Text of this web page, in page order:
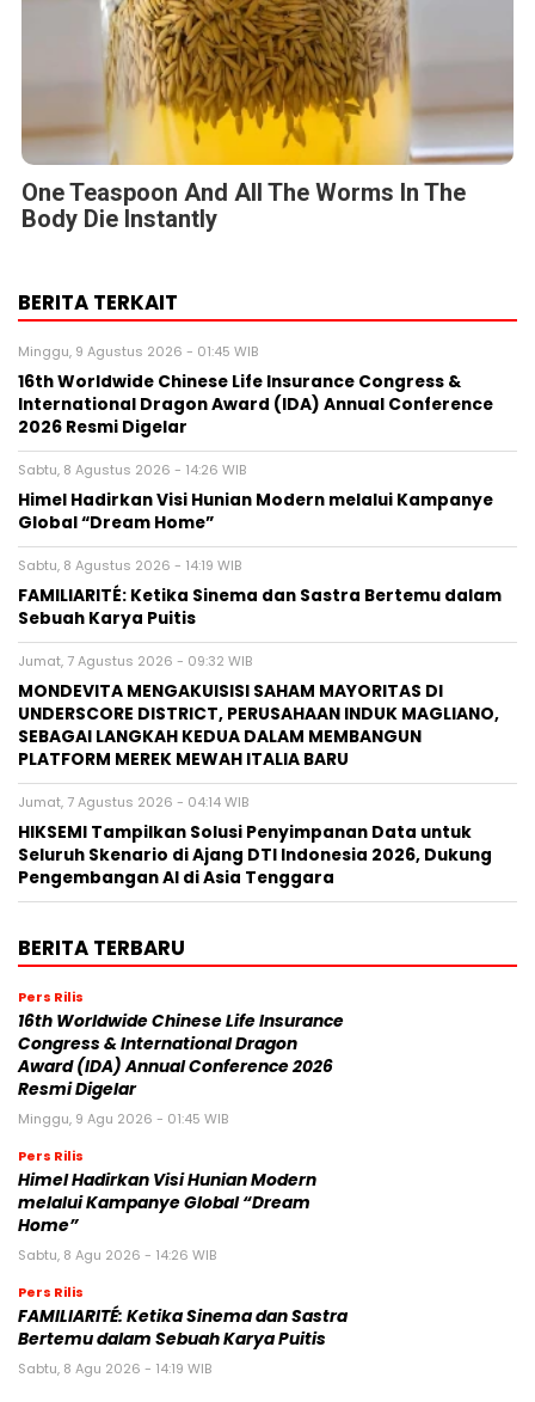
One Teaspoon And All The Worms In The
Body Die Instantly
BERITA TERKAIT
Minggu, 9 Agustus 2026 - 01:45 WIB
16th Worldwide Chinese Life Insurance Congress &
International Dragon Award (IDA) Annual Conference
2026 Resmi Digelar
Sabtu, 8 Agustus 2026 - 14:26 WIB
Himel Hadirkan Visi Hunian Modern melalui Kampanye
Global “Dream Home”
Sabtu, 8 Agustus 2026 - 14:19 WIB
FAMILIARITÉ: Ketika Sinema dan Sastra Bertemu dalam
Sebuah Karya Puitis
Jumat, 7 Agustus 2026 - 09:32 WIB
MONDEVITA MENGAKUISISI SAHAM MAYORITAS DI
UNDERSCORE DISTRICT, PERUSAHAAN INDUK MAGLIANO,
SEBAGAI LANGKAH KEDUA DALAM MEMBANGUN
PLATFORM MEREK MEWAH ITALIA BARU
Jumat, 7 Agustus 2026 - 04:14 WIB
HIKSEMI Tampilkan Solusi Penyimpanan Data untuk
Seluruh Skenario di Ajang DTI Indonesia 2026, Dukung
Pengembangan AI di Asia Tenggara
BERITA TERBARU
Pers Rilis
16th Worldwide Chinese Life Insurance
Congress & International Dragon
Award (IDA) Annual Conference 2026
Resmi Digelar
Minggu, 9 Agu 2026 - 01:45 WIB
Pers Rilis
Himel Hadirkan Visi Hunian Modern
melalui Kampanye Global “Dream
Home”
Sabtu, 8 Agu 2026 - 14:26 WIB
Pers Rilis
FAMILIARITÉ: Ketika Sinema dan Sastra
Bertemu dalam Sebuah Karya Puitis
Sabtu, 8 Agu 2026 - 14:19 WIB